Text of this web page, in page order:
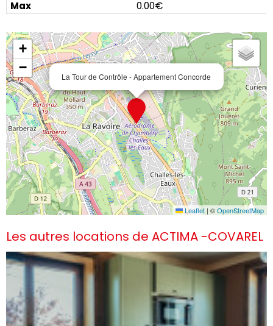
0.00€
La Tour de Contrôle - Appartement Concorde
+
−
Leaflet | ©OpenStreetMap
Les autres locations de ACTIMA -COVAREL